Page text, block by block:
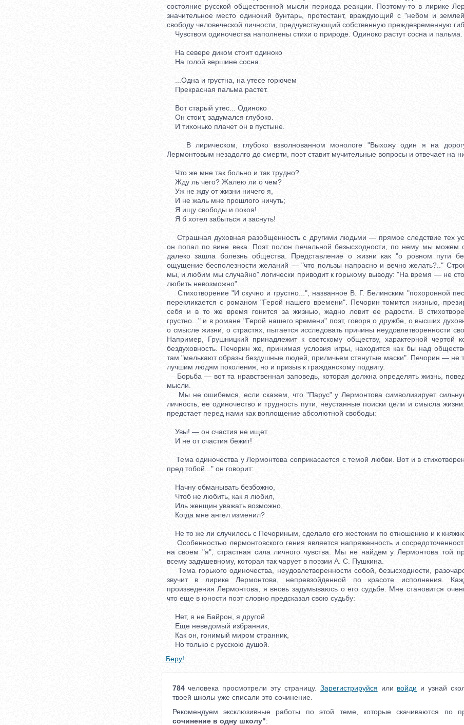
состояние русской общественной мысли периода реакции. Поэтому-то в лирике
значительное место одинокий бунтарь, протестант, враждующий с "небом и
свободу человеческой личности, предчувствующий собственную преждевременную
Чувством одиночества наполнены стихи о природе. Одиноко растут сосна и пальма.
На севере диком стоит одиноко
На голой вершине сосна...
...Одна и грустна, на утесе горючем
Прекрасная пальма растет.
Вот старый утес... Одиноко
Он стоит, задумался глубоко.
И тихонько плачет он в пустыне.
В лирическом, глубоко взволнованном монологе "Выхожу один я на
Лермонтовым незадолго до смерти, поэт ставит мучительные вопросы и отвечает на
Что же мне так больно и так трудно?
Жду ль чего? Жалею ли о чем?
Уж не жду от жизни ничего я,
И не жаль мне прошлого ничуть;
Я ищу свободы и покоя!
Я б хотел забыться и заснуть!
Страшная духовная разобщенность с другими людьми — прямое следствие тех
он попал по вине века. Поэт полон печальной безысходности, по нему мы можем
далеко зашла болезнь общества. Представление о жизни как "о ровном пути
ощущение бесполезности желаний — "что пользы напрасно и вечно желать?.."
мы, и любим мы случайно" логически приводит к горькому выводу: "На время — не
любить невозможно".
Стихотворение "И скучно и грустно...", названное В. Г. Белинским "похоронной
перекликается с романом "Герой нашего времени". Печорин томится жизнью,
себя и в то же время гонится за жизнью, жадно ловит ее радости. В
грустно..." и в романе "Герой нашего времени" поэт, говоря о дружбе, о высших
о смысле жизни, о страстях, пытается исследовать причины неудовлетворенности
Например, Грушницкий принадлежит к светскому обществу, характерной чертой
бездуховность. Печорин же, принимая условия игры, находится как бы над
там "мелькают образы бездушные людей, приличьем стянутые маски". Печорин — не
лучшим людям поколения, но и призыв к гражданскому подвигу.
Борьба — вот та нравственная заповедь, которая должна определять жизнь,
мысли.
Мы не ошибемся, если скажем, что "Парус" у Лермонтова символизирует
личность, ее одиночество и трудность пути, неустанные поиски цели и смысла
предстает перед нами как воплощение абсолютной свободы:
Увы! — он счастия не ищет
И не от счастия бежит!
Тема одиночества у Лермонтова соприкасается с темой любви. Вот и в
пред тобой..." он говорит:
Начну обманывать безбожно,
Чтоб не любить, как я любил,
Иль женщин уважать возможно,
Когда мне ангел изменил?
Не то же ли случилось с Печориным, сделало его жестоким по отношению и к
Особенностью лермонтовского гения является напряженность и
на своем "я", страстная сила личного чувства. Мы не найдем у Лермонтова той
всему задушевному, которая так чарует в поэзии А. С. Пушкина.
Тема горького одиночества, неудовлетворенности собой, безысходности,
звучит в лирике Лермонтова, непревзойденной по красоте исполнения.
произведения Лермонтова, я вновь задумываюсь о его судьбе. Мне становится
что еще в юности поэт словно предсказал свою судьбу:
Нет, я не Байрон, я другой
Еще неведомый избранник,
Как он, гонимый миром странник,
Но только с русскою душой.
Беру!
784человека просмотрели эту страницу. Зарегистрируйся или войди и узнай
твоей школы уже списали это сочинение.
Рекомендуем эксклюзивные работы по этой теме, которые скачиваются по
сочинение в одну школу":